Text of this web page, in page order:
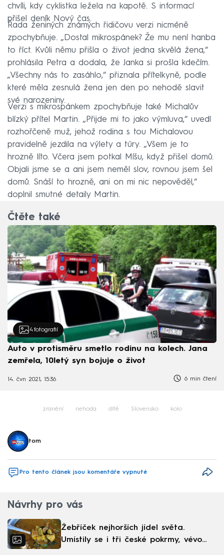
chvíli, kdy cyklistka ležela na kapotě. S informací
přišel deník Nový čas.
Řada ženiných známých řidičovu verzi nicméně
zpochybňuje. „Dostal mikrospánek? Že mu není hanba
to říct. Kvůli němu přišla o život jedna skvělá žena,“
prohlásila Petra a dodala, že Janka si prošla kdečím.
„Všechny nás to zasáhlo,“ přiznala přítelkyně, podle
které měla zesnulá žena jen den po nehodě slavit
své narozeniny.
Verzi s mikrospánkem zpochybňuje také Michalův
blízký přítel Martin. „Přijde mi to jako výmluva,“ uvedl
rozhořčeně muž, jehož rodina s tou Michalovou
pravidelně jezdila na výlety a túry. „Všem je to
hrozně líto. Včera jsem potkal Míšu, když přišel domů.
Objali jsme se a ani jsem neměl slov, rovnou jsem šel
domů. Snáší to hrozně, ani on mi nic nepověděl,“
doplnil smutné detaily Martin.
Čtěte také
4 fotografií
Auto v protisměru smetlo rodinu na kolech. Jana
zemřela, 10letý syn bojuje o život
14. čvn 2021, 15:36 6 min čtení
zranění nehoda dítě Slovensko kolo
tom
Pro tento článek jsou komentáře vypnuté
Návrhy pro vás
Žebříček nejhorších jídel světa.
Umístily se i tři české pokrmy, vévodí